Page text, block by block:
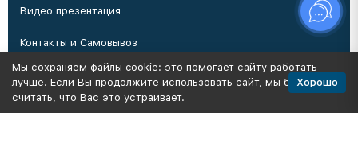
Видео презентация
Контакты и Самовывоз
Производство
Мы сохраняем файлы cookie: это помогает сайту работать
лучше. Если Вы продолжите использовать сайт, мы будем
считать, что Вас это устраивает.
Хорошо